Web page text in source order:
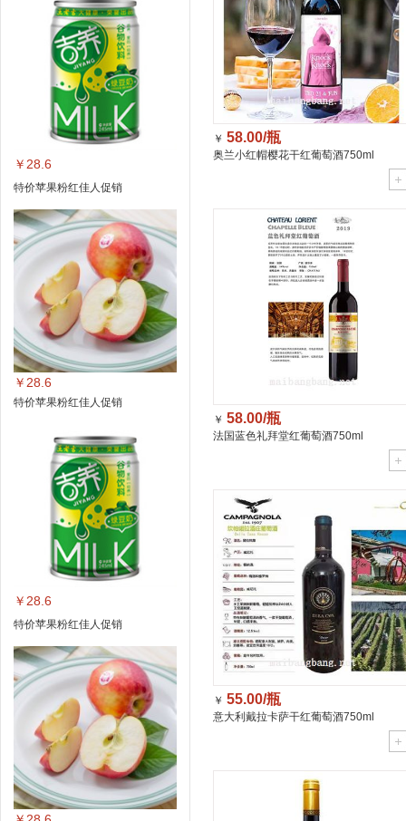
￥28.6
特价苹果粉红佳人促销
￥28.6
特价苹果粉红佳人促销
￥28.6
特价苹果粉红佳人促销
￥ 58.00/瓶
奥兰小红帽樱花干红葡萄酒750ml
￥ 58.00/瓶
法国蓝色礼拜堂红葡萄酒750ml
￥ 55.00/瓶
意大利戴拉卡萨干红葡萄酒750ml